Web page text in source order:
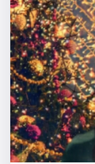
Выставки
Квесты
Экскурсии
Спорт
События